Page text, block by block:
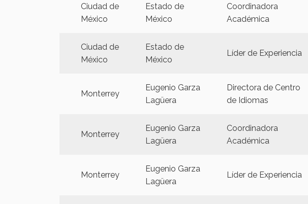
Ciudad de
México
Estado de
México
Coordinadora
Académica
Ciudad de
México
Estado de
México
Líder de Experiencia
Monterrey
Eugenio Garza
Lagüera
Directora de Centro
de Idiomas
Monterrey
Eugenio Garza
Lagüera
Coordinadora
Académica
Monterrey
Eugenio Garza
Lagüera
Líder de Experiencia